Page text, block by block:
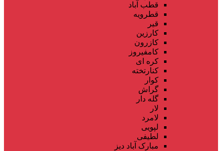
قطب آباد
قطرویه
قیر
کارزین
کازرون
کامفیروز
کره ای
کنارتخته
کوار
گراش
گله دار
لار
لامرد
لپویی
لطیفی
مبارک آباد دیز